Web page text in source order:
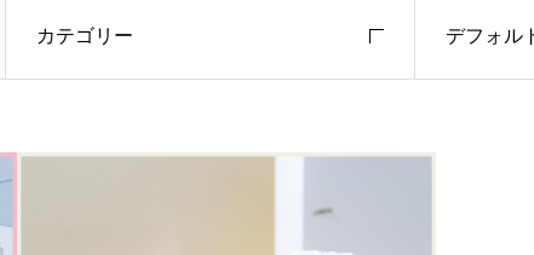
カテゴリー デフォル